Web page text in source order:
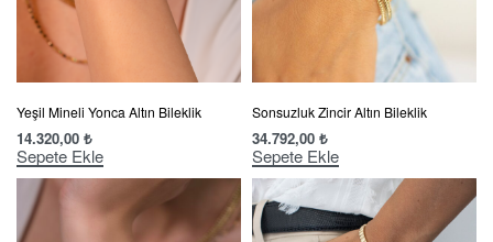
Yeşil Mineli Yonca Altın Bileklik
14.320,00 ₺
Sepete Ekle
Sonsuzluk Zincir Altın Bileklik
34.792,00 ₺
Sepete Ekle